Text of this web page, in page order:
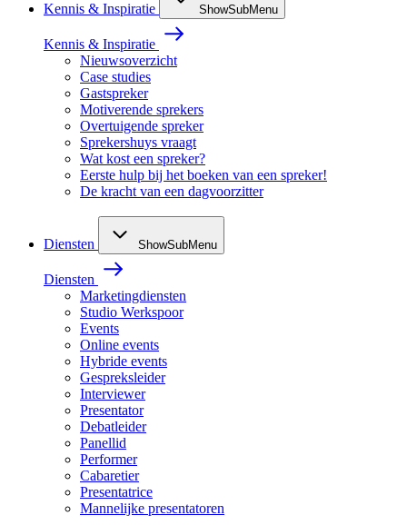
Kennis & Inspiratie ShowSubMenu
Kennis & Inspiratie
Nieuwsoverzicht
Case studies
Gastspreker
Motiverende sprekers
Overtuigende spreker
Sprekershuys vraagt
Wat kost een spreker?
Eerste hulp bij het boeken van een spreker!
De kracht van een dagvoorzitter
Diensten ShowSubMenu
Diensten
Marketingdiensten
Studio Werkspoor
Events
Online events
Hybride events
Gespreksleider
Interviewer
Presentator
Debatleider
Panellid
Performer
Cabaretier
Presentatrice
Mannelijke presentatoren